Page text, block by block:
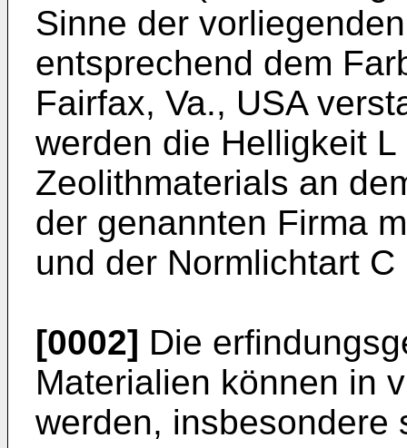
Sinne der
entsprechend dem
Fairfax, Va., USA
werden die Helligkeit
Zeolithmaterials an
der genannten Firma
und der Normlichtart C
[0002] Die
Materialien können in
werden, insbesondere